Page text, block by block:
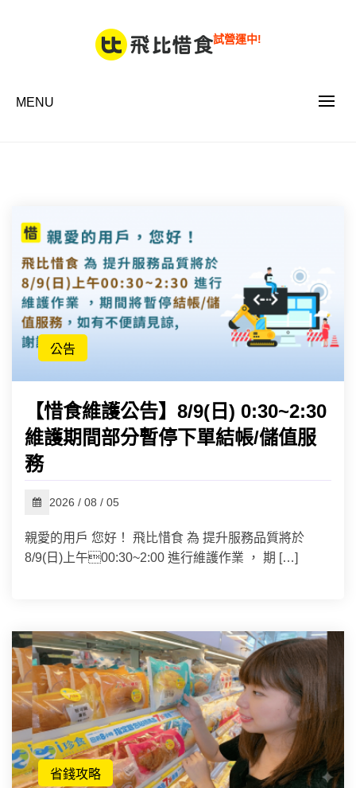
試營運中!
MENU
公告
【惜食維護公告】8/9(日) 0:30~2:30
維護期間部分暫停下單結帳/儲值服
務
2026 / 08 / 05
親愛的用戶 您好！ 飛比惜食 為 提升服務品質將於
8/9(日)上午00:30~2:00 進行維護作業 ， 期 […]
省錢攻略